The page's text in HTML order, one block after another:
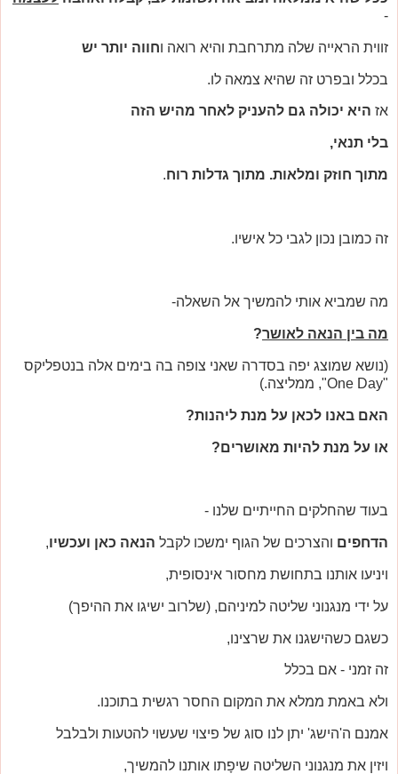
-
זווית הראייה שלה מתרחבת והיא רואה וחווה יותר יש
בכלל ובפרט זה שהיא צמאה לו.
אז היא יכולה גם להעניק לאחר מהיש הזה
בלי תנאי,
מתוך חוזק ומלאות. מתוך גדלות רוח.
זה כמובן נכון לגבי כל אישיו.
מה שמביא אותי להמשיך אל השאלה-
מה בין הנאה לאושר?
(נושא שמוצג יפה בסדרה שאני צופה בה בימים אלה בנטפליקס
"One Day", ממליצה.)
האם באנו לכאן על מנת ליהנות?
או על מנת להיות מאושרים?
בעוד שהחלקים החייתיים שלנו -
הדחפים והצרכים של הגוף ימשכו לקבל הנאה כאן ועכשיו,
ויניעו אותנו בתחושת מחסור אינסופית,
על ידי מנגנוני שליטה למיניהם, (שלרוב ישיגו את ההיפך)
כשגם כשהישגנו את שרצינו,
זה זמני - אם בכלל
ולא באמת ממלא את המקום החסר רגשית בתוכנו.
אמנם ה'הישג' יתן לנו סוג של פיצוי שעשוי להטעות ולבלבל
ויזין את מנגנוני השליטה שיפָתו אותנו להמשיך,